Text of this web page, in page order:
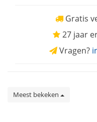
Gratis
27 jaar
Vragen?
Meest bekeken